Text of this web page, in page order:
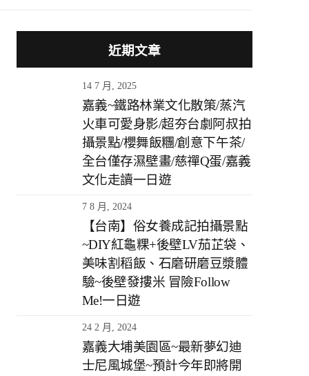
近期文章
14 7 月, 2025
嘉義~鐵路林業文化散策/蒸汽
火車可愛身影/超夯台劇阿叔拍
攝景點/櫻舞飯糰/創意下午茶/
全台僅存濕壁畫/慈禪Q蛋/嘉義
文化走讀一日遊
7 8 月, 2024
【台南】俗女養成記拍攝景點
~DIY紅龜粿+後壁LV茄芷袋、
美味割稻飯、石磨研磨豆漿體
驗~後壁發摟米 冒險Follow
Me!一日遊
24 2 月, 2024
嘉義大埔美園區~最新夢幻迪
士尼風城堡~預計今年即將開